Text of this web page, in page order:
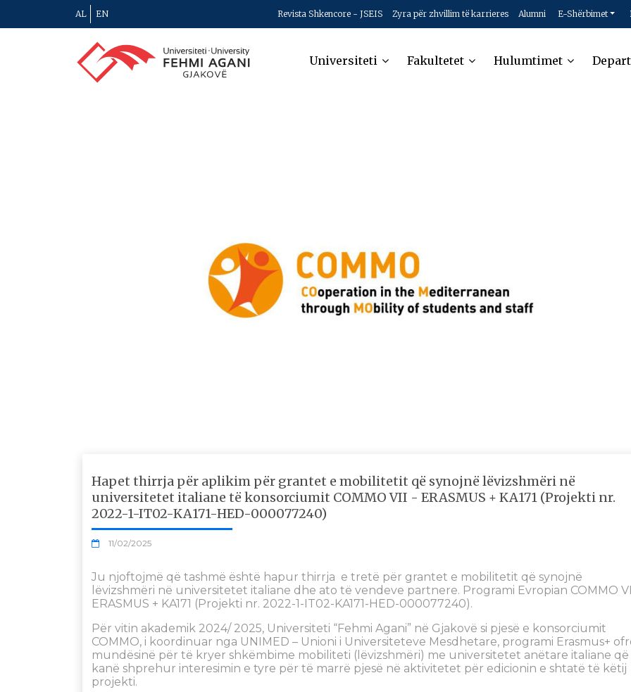
AL EN Revista Shkencore - JSEIS Zyra për zhvillim të karrieres Alumni E-Shërbimet
Universiteti Fakultetet Hulumtimet
Hapet thirrja për aplikim për grantet e mobilitetit që synojnë lëvizshmëri në
universitetet italiane të konsorciumit COMMO VII - ERASMUS + KA171 (Projekti nr.
2022-1-IT02-KA171-HED-000077240)
11/02/2025
Ju njoftojmë që tashmë është hapur thirrja e tretë për grantet e mobilitetit që synojnë
lëvizshmëri në universitetet italiane dhe ato të vendeve partnere. Programi Evropian COMMO
ERASMUS + KA171 (Projekti nr. 2022-1-IT02-KA171-HED-000077240).
Për vitin akademik 2024/ 2025, Universiteti “Fehmi Agani” në Gjakovë si pjesë e konsorciumit
COMMO, i koordinuar nga UNIMED – Unioni i Universiteteve Mesdhetare, programi Erasmus+
mundësinë për të kryer shkëmbime mobiliteti (lëvizshmëri) me universitetet anëtare italiane që
kanë shprehur interesimin e tyre për të marrë pjesë në aktivitetet për edicionin e shtatë të këtij
projekti.